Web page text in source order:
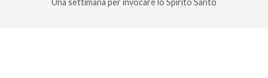
Una settimana per invocare lo Spirito Santo